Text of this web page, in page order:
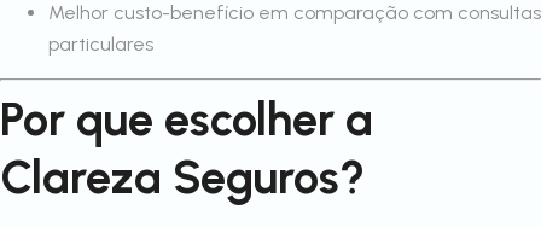
Melhor custo-benefício em comparação com consultas
particulares
Por que escolher a
Clareza Seguros?